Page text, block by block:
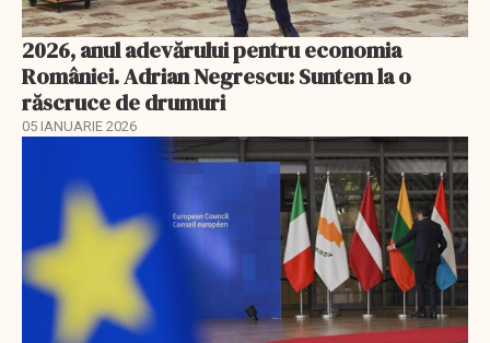
2026, anul adevărului pentru economia
României. Adrian Negrescu: Suntem la o
răscruce de drumuri
05 IANUARIE 2026